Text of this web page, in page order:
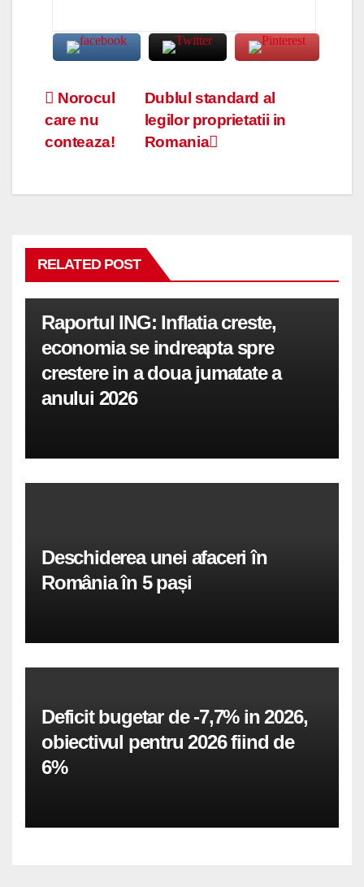
Navigare
în
Dublul standard al
legilor proprietatii in
Romania
Norocul
care nu
conteaza!
RELATED POST
Raportul ING: Inflatia creste,
economia se indreapta spre
crestere in a doua jumatate a
anului 2026
Deschiderea unei afaceri în
România în 5 pași
Deficit bugetar de -7,7% in 2026,
obiectivul pentru 2026 fiind de
6%